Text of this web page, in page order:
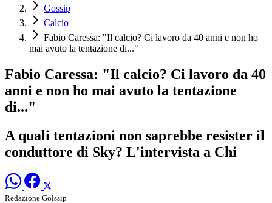
Gossip
Calcio
Fabio Caressa: "Il calcio? Ci lavoro da 40 anni e non ho
mai avuto la tentazione di..."
Fabio Caressa: "Il calcio? Ci lavoro da 40
anni e non ho mai avuto la tentazione
di..."
A quali tentazioni non saprebbe resister il
conduttore di Sky? L'intervista a Chi
Redazione Golssip